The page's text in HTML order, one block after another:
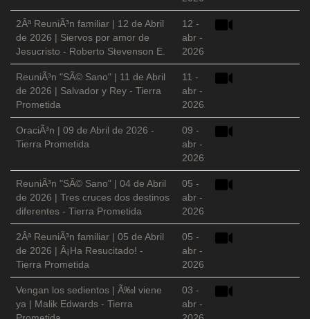
2Âª ReuniÃ³n familiar | 12 de Abril
de 2026 | Siervos por amor de
Jesucristo - Roberto Stevenson E.
12 -
abr -
2026
ReuniÃ³n "SÃ© Sano" | 11 de Abril
de 2026 | Salvador y Rey - Tierra
Prometida
11 -
abr -
2026
OraciÃ³n | 09 de Abril de 2026 -
Tierra Prometida
09 -
abr -
2026
ReuniÃ³n "SÃ© Sano" | 04 de Abril
de 2026 | Tres cruces dos destinos
diferentes - Tierra Prometida
05 -
abr -
2026
2Âª ReuniÃ³n familiar | 05 de Abril
de 2026 | Â¡Ha Resucitado! -
Tierra Prometida
05 -
abr -
2026
Vengan los sedientos | Ã‰l viene
ya | Malik Edwards - Tierra
03 -
abr -